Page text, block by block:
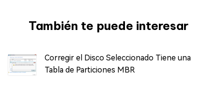
También te puede interesar
Corregir el Disco Seleccionado Tiene una
Tabla de Particiones MBR